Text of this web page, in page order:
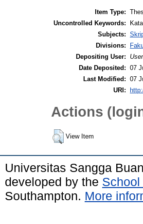
Item Type:
Uncontrolled Keywords:
Subjects:
Divisions:
Depositing User:
Date Deposited: 07
Last Modified: 07
URI:
Actions
View Item
Universitas Sangga
developed by the
Southampton. More